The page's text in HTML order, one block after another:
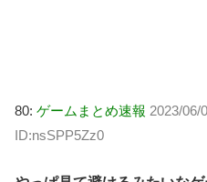
80: ゲームまとめ速報 2023/06/
ID:nsSPP5Zz0